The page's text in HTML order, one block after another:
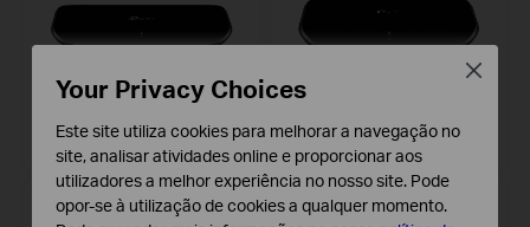
TL-SG1008D
8-Port Gigabit Desktop Switch
TL-SG1005D
5-Port Gigabit Desktop Switch
Your Privacy Choices
Este site utiliza cookies para melhorar a navegação no
site, analisar atividades online e proporcionar aos
utilizadores a melhor experiência no nosso site. Pode
opor-se à utilização de cookies a qualquer momento.
Close